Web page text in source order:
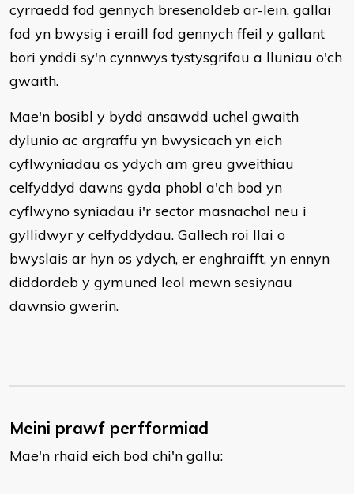
cyrraedd fod gennych bresenoldeb ar-lein, gallai
fod yn bwysig i eraill fod gennych ffeil y gallant
bori ynddi sy'n cynnwys tystysgrifau a lluniau o'ch
gwaith.
Mae'n bosibl y bydd ansawdd uchel gwaith
dylunio ac argraffu yn bwysicach yn eich
cyflwyniadau os ydych am greu gweithiau
celfyddyd dawns gyda phobl a'ch bod yn
cyflwyno syniadau i'r sector masnachol neu i
gyllidwyr y celfyddydau. Gallech roi llai o
bwyslais ar hyn os ydych, er enghraifft, yn ennyn
diddordeb y gymuned leol mewn sesiynau
dawnsio gwerin.
Meini prawf perfformiad
Mae'n rhaid eich bod chi'n gallu: